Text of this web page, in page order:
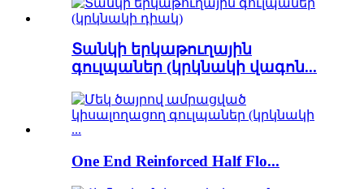
Տանկի երկաթուղային
գուլպաներ (կրկնակի վագոն...
One End Reinforced Half Flo...